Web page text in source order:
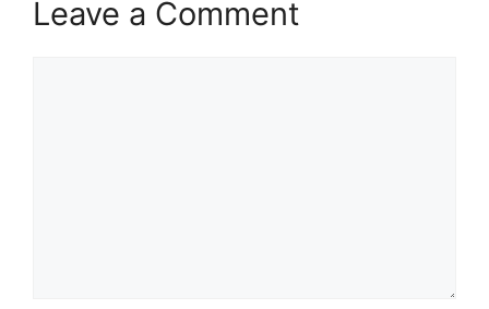
Leave a Comment